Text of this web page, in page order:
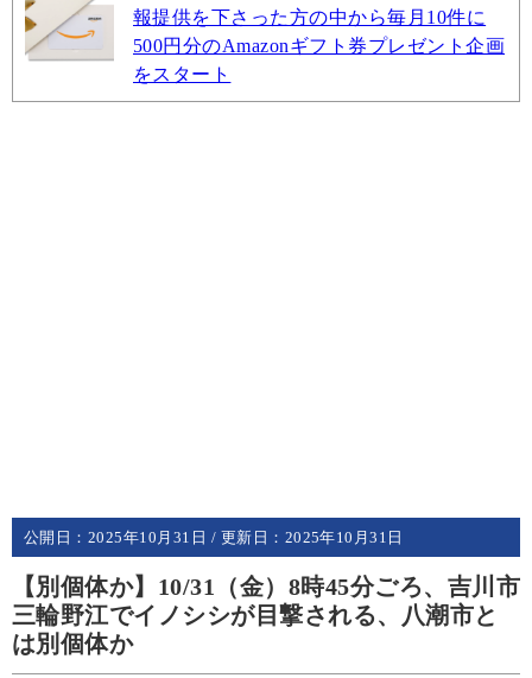
報提供を下さった方の中から毎月10件に
500円分のAmazonギフト券プレゼント企画
をスタート
公開日： 2025年10月31日 / 更新日： 2025年10月31日
【別個体か】10/31（金）8時45分ごろ、吉川市
三輪野江でイノシシが目撃される、八潮市と
は別個体か